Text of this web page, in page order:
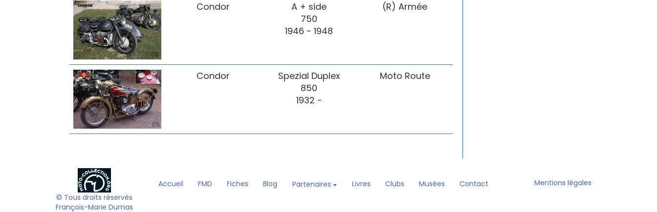
Condor
A + side
750
1946 - 1948
(R) Armée
Condor
Spezial Duplex
850
1932 -
Moto Route
© Tous droits réservés
François-Marie Dumas
Accueil FMD Fiches Blog Partenaires Livres Clubs Musées Contact Mentions légales